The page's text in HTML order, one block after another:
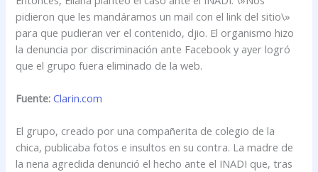
pidieron que les mandáramos un mail con el link del sitio\»
para que pudieran ver el contenido, djio. El organismo hizo
la denuncia por discriminación ante Facebook y ayer logró
que el grupo fuera eliminado de la web.
Fuente:Clarin.com
El grupo, creado por una compañerita de colegio de la
chica, publicaba fotos e insultos en su contra. La madre de
la nena agredida denunció el hecho ante el INADI que, tras